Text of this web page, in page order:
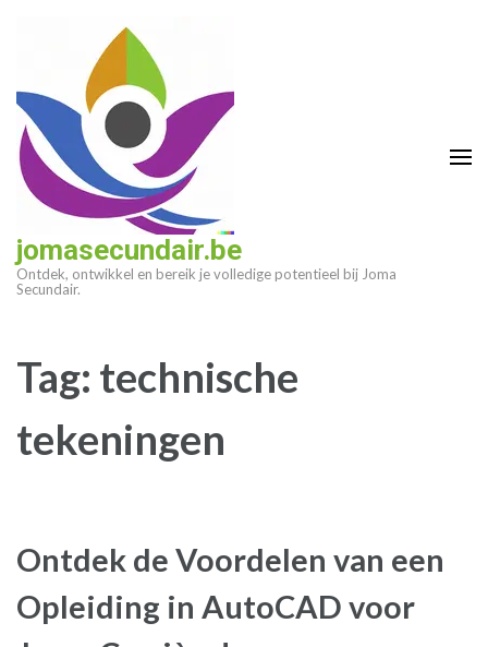
(druk
enter)
jomasecundair.be
Ontdek, ontwikkel en bereik je volledige potentieel bij Joma
Secundair.
Tag: technische
tekeningen
Ontdek de Voordelen van een
Opleiding in AutoCAD voor